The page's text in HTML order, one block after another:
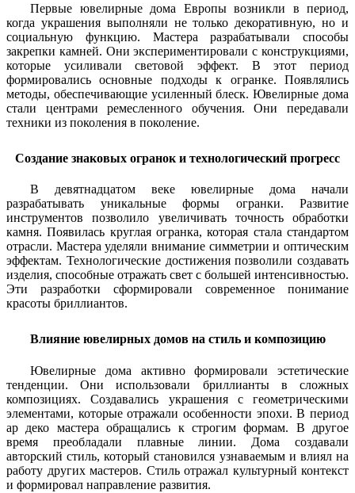
Первые ювелирные дома Европы возникли в период,
когда украшения выполняли не только декоративную, но и
социальную функцию. Мастера разрабатывали способы
закрепки камней. Они экспериментировали с конструкциями,
которые усиливали световой эффект. В этот период
формировались основные подходы к огранке. Появлялись
методы, обеспечивающие усиленный блеск. Ювелирные дома
стали центрами ремесленного обучения. Они передавали
техники из поколения в поколение.
Создание знаковых огранок и технологический прогресс
В девятнадцатом веке ювелирные дома начали
разрабатывать уникальные формы огранки. Развитие
инструментов позволило увеличивать точность обработки
камня. Появилась круглая огранка, которая стала стандартом
отрасли. Мастера уделяли внимание симметрии и оптическим
эффектам. Технологические достижения позволили создавать
изделия, способные отражать свет с большей интенсивностью.
Эти разработки сформировали современное понимание
красоты бриллиантов.
Влияние ювелирных домов на стиль и композицию
Ювелирные дома активно формировали эстетические
тенденции. Они использовали бриллианты в сложных
композициях. Создавались украшения с геометрическими
элементами, которые отражали особенности эпохи. В период
ар деко мастера обращались к строгим формам. В другое
время преобладали плавные линии. Дома создавали
авторский стиль, который становился узнаваемым и влиял на
работу других мастеров. Стиль отражал культурный контекст
и формировал направление развития.